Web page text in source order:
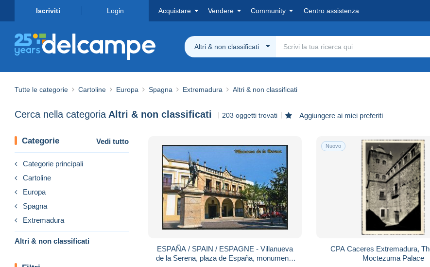
Iscriviti Login Acquistare Vendere Community Centro assistenza
Altri & non classificati
Tutte le categorie Cartoline Europa Spagna Extremadura Altri & non classificati
Cerca nella categoria Altri & non classificati 203 oggetti trovati Aggiungere ai miei preferiti
Categorie Vedi tutto
Categorie principali
Cartoline
Europa
Spagna
Extremadura
Altri & non classificati
ESPAÑA / SPAIN / ESPAGNE - Villanueva
de la Serena, plaza de España, monumento
Nuovo
CPA Caceres Extremadura,
Moctezuma Palace